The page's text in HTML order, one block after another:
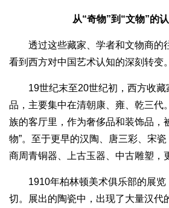
从“奇物”到“文物”的
透过这些藏家、学者和文物商的
看到西方对中国艺术认知的深刻转变。
19世纪末至20世纪初，西方收藏
品，主要集中在清朝康、雍、乾三代
族的客厅里，作为奢侈品和装饰品，
物”。至于更早的汉陶、唐三彩、宋
商周青铜器、上古玉器、中古雕塑，
1910年柏林顿美术俱乐部的展览
切。展出的陶瓷中，出现了大量汉代